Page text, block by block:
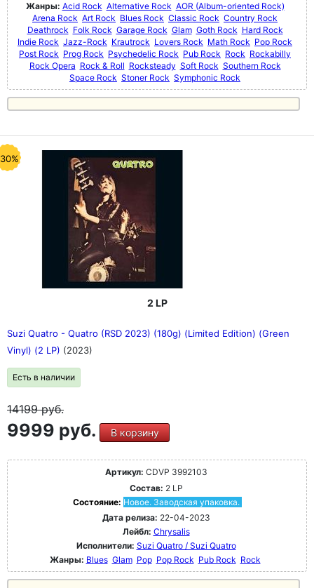
Жанры: Acid Rock Alternative Rock AOR (Album-oriented Rock)
Arena Rock Art Rock Blues Rock Classic Rock Country Rock
Deathrock Folk Rock Garage Rock Glam Goth Rock Hard Rock
Indie Rock Jazz-Rock Krautrock Lovers Rock Math Rock Pop Rock
Post Rock Prog Rock Psychedelic Rock Pub Rock Rock Rockabilly
Rock Opera Rock & Roll Rocksteady Soft Rock Southern Rock
Space Rock Stoner Rock Symphonic Rock
2 LP
Suzi Quatro - Quatro (RSD 2023) (180g) (Limited Edition) (Green
Vinyl) (2 LP) (2023)
Есть в наличии
14199руб.
9999 руб. В корзину
Артикул: CDVP 3992103
Состав: 2 LP
Состояние: Новое. Заводская упаковка.
Дата релиза: 22-04-2023
Лейбл: Chrysalis
Исполнители: Suzi Quatro / Suzi Quatro
Жанры: Blues Glam Pop Pop Rock Pub Rock Rock